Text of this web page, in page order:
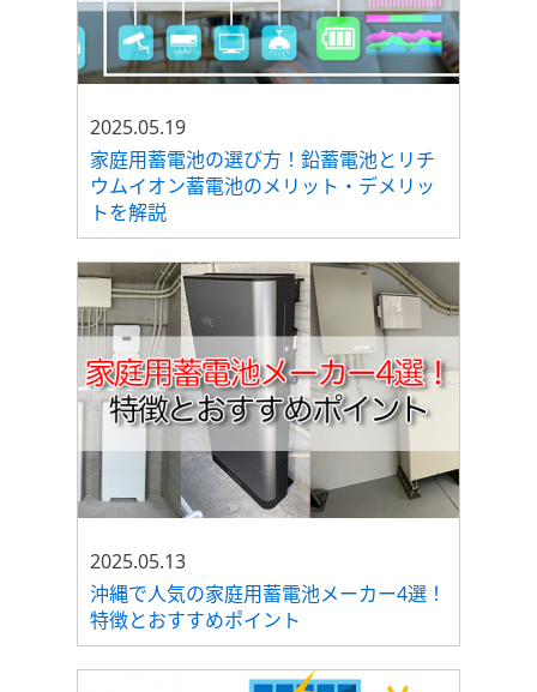
2025.05.19
家庭用蓄電池の選び方！鉛蓄電池とリチ
ウムイオン蓄電池のメリット・デメリッ
トを解説
2025.05.13
沖縄で人気の家庭用蓄電池メーカー4選！
特徴とおすすめポイント